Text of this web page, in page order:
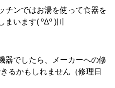
チンではお湯を使って食器を
まいます( ºΔº ) 〣
器でしたら、メーカーへの修
るかもしれません（修理日